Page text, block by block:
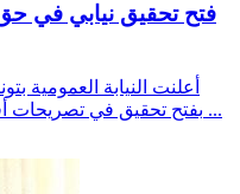
فتح تحقيق نيابي في
بفتح تحقيق في تصريحات أفاد بها مصطفى كمال النابلي المترش ...